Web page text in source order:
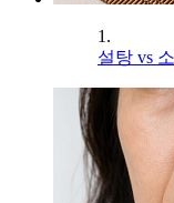
1.
설탕 vs